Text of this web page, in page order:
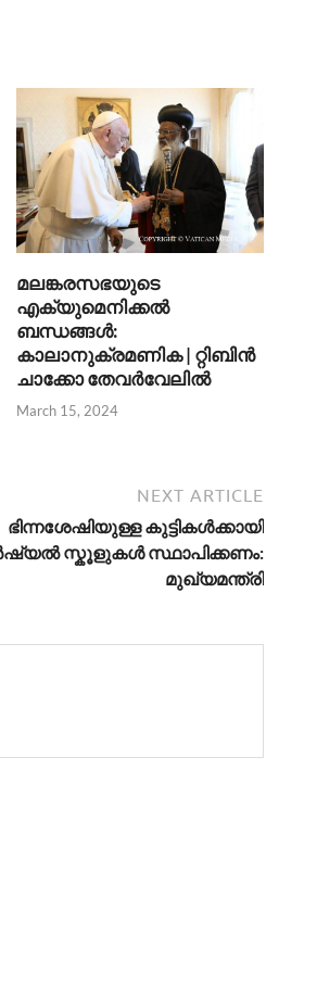
മലങ്കരസഭയുടെ
എക്യുമെനിക്കല്‍
ബന്ധങ്ങള്‍:
കാലാനുക്രമണിക | റ്റിബിന്‍
ചാക്കോ തേവര്‍വേലില്‍
March 15, 2024
NEXT ARTICLE
ഭിന്നശേഷിയുള്ള കുട്ടികള്‍ക്കായി
സ്കൂളുകള്‍ സ്ഥാപിക്കണം:
മുഖ്യമന്ത്രി